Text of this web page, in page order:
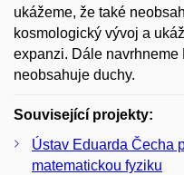
ukážeme, že také
kosmologický vývoj a
expanzi. Dále navrhneme
neobsahuje duchy.
Související projekty:
Ústav Eduarda Čecha
matematickou fyziku